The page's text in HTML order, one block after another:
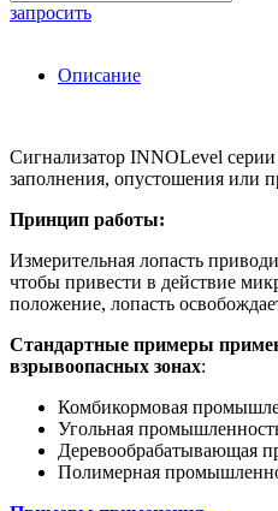
запросить
Описание
Сигнализатор INNOLevel
заполнения, опустошения или
Принцип работы:
Измерительная лопасть
чтобы привести в действие
положение, лопасть
Стандартные примеры
взрывоопасных зонах:
Комбикормовая
Угольная
Деревообрабатывающая
Полимерная